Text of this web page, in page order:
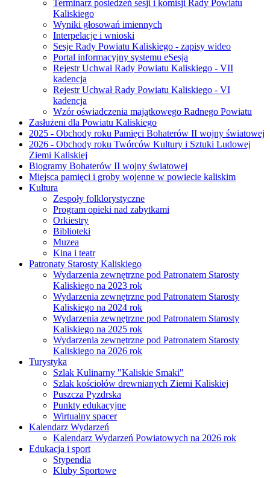
Terminarz posiedzeń sesji i komisji Rady Powiatu
Kaliskiego
Wyniki głosowań imiennych
Interpelacje i wnioski
Sesje Rady Powiatu Kaliskiego - zapisy wideo
Portal informacyjny systemu eSesja
Rejestr Uchwał Rady Powiatu Kaliskiego - VII
kadencja
Rejestr Uchwał Rady Powiatu Kaliskiego - VI
kadencja
Wzór oświadczenia majątkowego Radnego Powiatu
Zasłużeni dla Powiatu Kaliskiego
2025 - Obchody roku Pamięci Bohaterów II wojny światowej
2026 - Obchody roku Twórców Kultury i Sztuki Ludowej
Ziemi Kaliskiej
Biogramy Bohaterów II wojny światowej
Miejsca pamięci i groby wojenne w powiecie kaliskim
Kultura
Zespoły folklorystyczne
Program opieki nad zabytkami
Orkiestry
Biblioteki
Muzea
Kina i teatr
Patronaty Starosty Kaliskiego
Wydarzenia zewnętrzne pod Patronatem Starosty
Kaliskiego na 2023 rok
Wydarzenia zewnętrzne pod Patronatem Starosty
Kaliskiego na 2024 rok
Wydarzenia zewnętrzne pod Patronatem Starosty
Kaliskiego na 2025 rok
Wydarzenia zewnętrzne pod Patronatem Starosty
Kaliskiego na 2026 rok
Turystyka
Szlak Kulinarny "Kaliskie Smaki"
Szlak kościołów drewnianych Ziemi Kaliskiej
Puszcza Pyzdrska
Punkty edukacyjne
Wirtualny spacer
Kalendarz Wydarzeń
Kalendarz Wydarzeń Powiatowych na 2026 rok
Edukacja i sport
Stypendia
Kluby Sportowe